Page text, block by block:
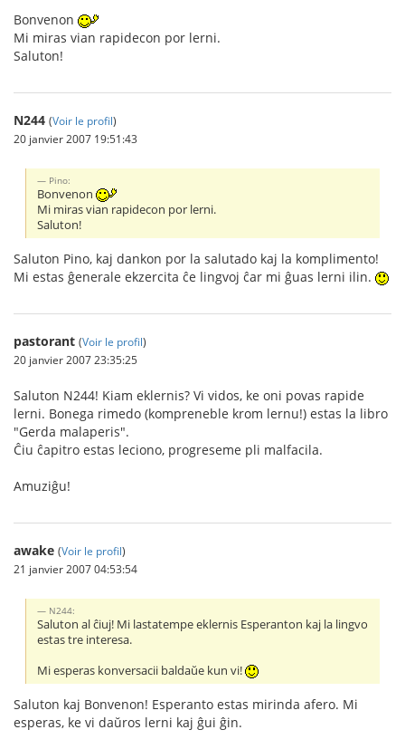
Bonvenon
Mi miras vian rapidecon por lerni.
Saluton!
N244 (Voir le profil)
20 janvier 2007 19:51:43
Pino:
Bonvenon
Mi miras vian rapidecon por lerni.
Saluton!
Saluton Pino, kaj dankon por la salutado kaj la komplimento!
Mi estas ĝenerale ekzercita ĉe lingvoj ĉar mi ĝuas lerni ilin.
pastorant (Voir le profil)
20 janvier 2007 23:35:25
Saluton N244! Kiam eklernis? Vi vidos, ke oni povas rapide
lerni. Bonega rimedo (kompreneble krom lernu!) estas la libro
"Gerda malaperis".
Ĉiu ĉapitro estas leciono, progreseme pli malfacila.
Amuziĝu!
awake (Voir le profil)
21 janvier 2007 04:53:54
N244:
Saluton al ĉiuj! Mi lastatempe eklernis Esperanton kaj la lingvo
estas tre interesa.
Mi esperas konversacii baldaŭe kun vi!
Saluton kaj Bonvenon! Esperanto estas mirinda afero. Mi
esperas, ke vi daŭros lerni kaj ĝui ĝin.